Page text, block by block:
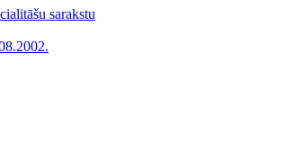
sarakstu